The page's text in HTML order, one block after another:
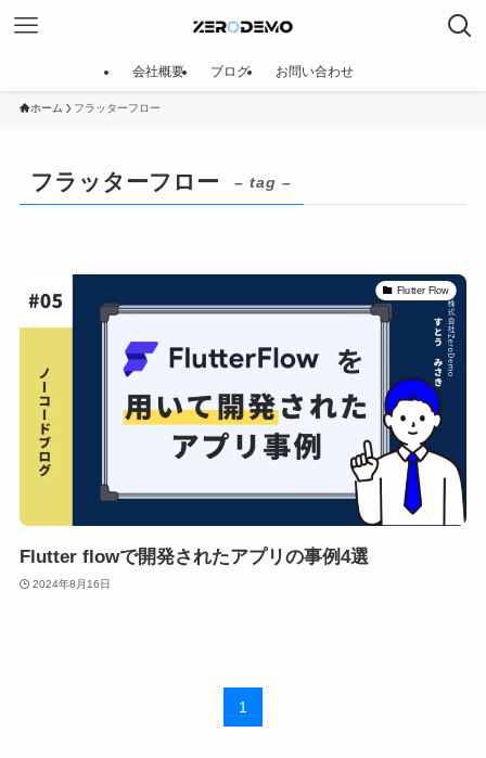
会社概要 ブログ お問い合わせ
ホーム フラッターフロー
フラッターフロー – tag –
Flutter Flow
Flutter flowで開発されたアプリの事例4選
2024年8月16日
1